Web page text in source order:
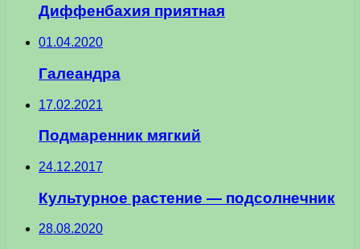
Диффенбахия приятная
01.04.2020
Галеандра
17.02.2021
Подмаренник мягкий
24.12.2017
Культурное растение — подсолнечник
28.08.2020